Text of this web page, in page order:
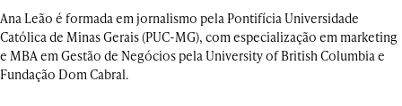
Ana Leão é formada em jornalismo pela Pontifícia Universidade
Católica de Minas Gerais (PUC-MG), com especialização em marketing
e MBA em Gestão de Negócios pela University of British Columbia e
Fundação Dom Cabral.